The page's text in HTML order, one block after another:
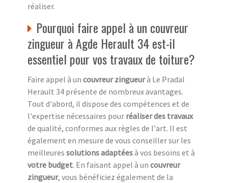
réaliser.
Pourquoi faire appel à un couvreur
zingueur à Agde Herault 34 est-il
essentiel pour vos travaux de toiture?
Faire appel à un couvreur zingueurà Le Pradal
Herault 34 présente de nombreux avantages.
Tout d'abord, il dispose des compétences et de
l'expertise nécessaires pour réaliser des travaux
de qualité, conformes aux règles de l'art. Il est
également en mesure de vous conseiller sur les
meilleures solutions adaptéesà vos besoins et à
votre budget. En faisant appel à un couvreur
zingueur, vous bénéficiez également de la